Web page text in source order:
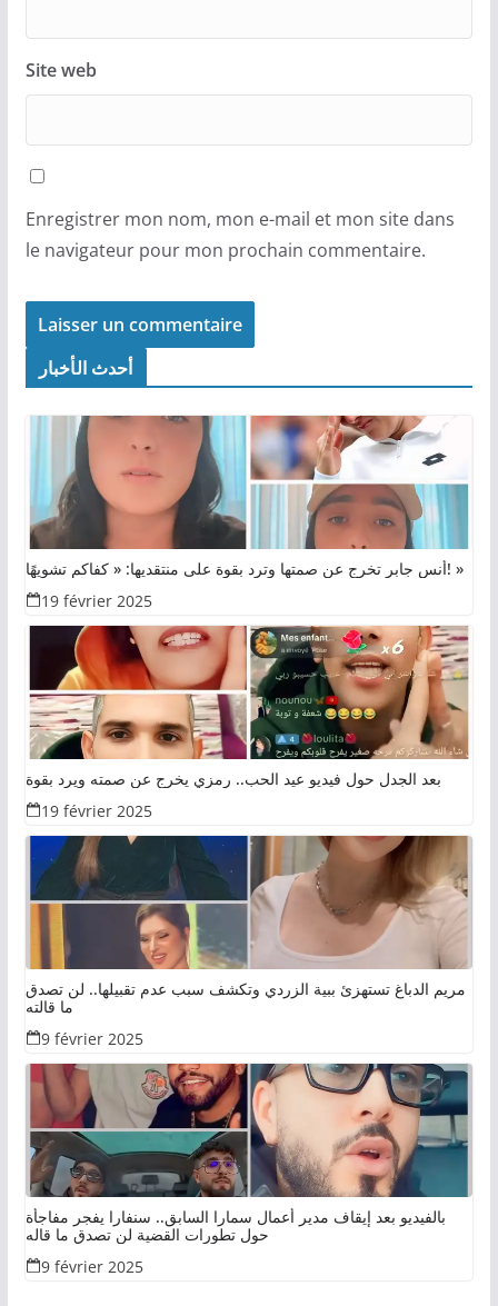
Site web
Enregistrer mon nom, mon e-mail et mon site dans
le navigateur pour mon prochain commentaire.
أحدث الأخبار
أنس جابر تخرج عن صمتها وترد بقوة على منتقديها: « كفاكم تشويهًا! »
19 février 2025
بعد الجدل حول فيديو عيد الحب.. رمزي يخرج عن صمته ويرد بقوة
19 février 2025
مريم الدباغ تستهزئ ببية الزردي وتكشف سبب عدم تقبيلها.. لن تصدق
ما قالته
9 février 2025
بالفيديو بعد إيقاف مدير أعمال سمارا السابق.. سنفارا يفجر مفاجأة
حول تطورات القضية لن تصدق ما قاله
9 février 2025